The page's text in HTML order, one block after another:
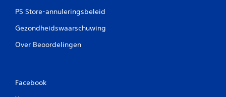
PS Store-annuleringsbeleid
Gezondheidswaarschuwing
Over Beoordelingen
Facebook